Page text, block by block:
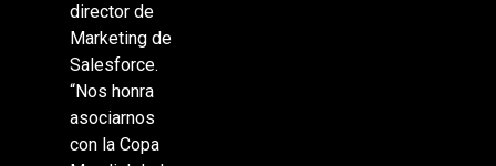
director de
Marketing de
Salesforce.
“Nos honra
asociarnos
con la Copa